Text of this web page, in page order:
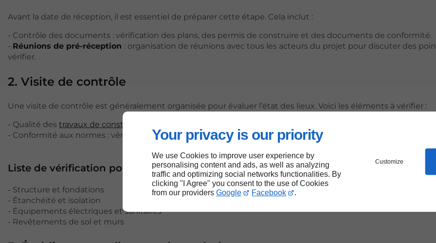
Your privacy is our priority
We use Cookies to improve user experience by
personalising content and ads, as well as analyzing
traffic and optimizing social networks functionalities. By
clicking "I Agree" you consent to the use of Cookies
from our providers Google Facebook .
Customize
Avant la date de réception, il est essentiel de préparer cette étape. Cela inclut :
- Contrôle des documents : vérification des plans, des permis de construire et des documents de conformité.
- Réunions de pré-réception : organisation de réunions avec tous les acteurs du projet pour discuter des
vérifier.
2. Visite de contrôle
Une visite de contrôle est généralement organisée pour évaluer l’état des lieux. Voici les éléments à vérifier :
- Qualité des travaux de construction
- Conformité aux normes : vérification que l’ouvrage respecte les normes de sécurité et de construction en
Liste de vérification pour la visite de contrôle :
- Structure et fondations
- Étanchéité et isolation
- Équipements électriques et sanitaires
- Revêtements de sol et murs